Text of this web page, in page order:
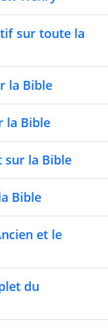
sur toute la
la Bible
la Bible
sur la Bible
Bible
et le
du